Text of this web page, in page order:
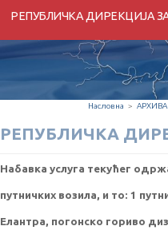
Скип то цонтент
РЕПУБЛИЧКА ДИРЕКЦИЈА
Насловна > АРХИВА
РЕПУБЛИЧКА
Набавка услуга текућег
путничких возила, и то: 1
Елантра, погонско гориво